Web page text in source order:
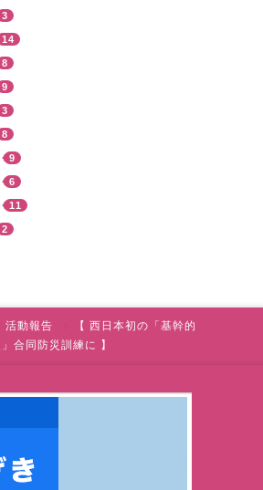
3
14
8
9
3
8
9
6
11
2
活動報告
【 西日本初の「基幹的
合同防災訓練に 】